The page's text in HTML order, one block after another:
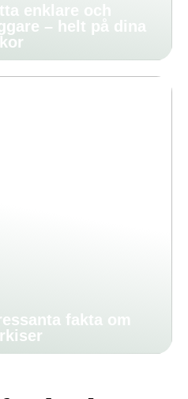
enklare och
– helt på dina
fakta om